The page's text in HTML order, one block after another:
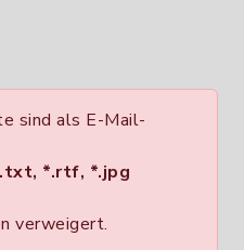
sind als E-Mail-
*.rtf, *.jpg
verweigert.